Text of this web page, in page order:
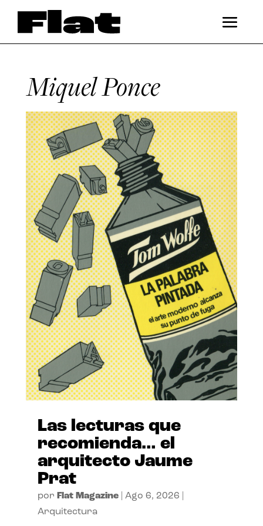
Miquel Ponce
Las lecturas que
recomienda… el
arquitecto Jaume
Prat
por Flat Magazine| Ago 6, 2026
Arquitectura